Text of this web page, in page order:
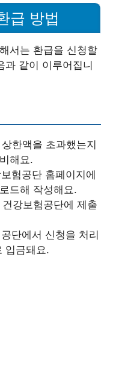
급 방법
서는 환급을 신청할
과 같이 이루어집니
한액을 초과했는지
해요.
험공단 홈페이지에
드해 작성해요.
강보험공단에 제출
단에서 신청을 처리
입금돼요.